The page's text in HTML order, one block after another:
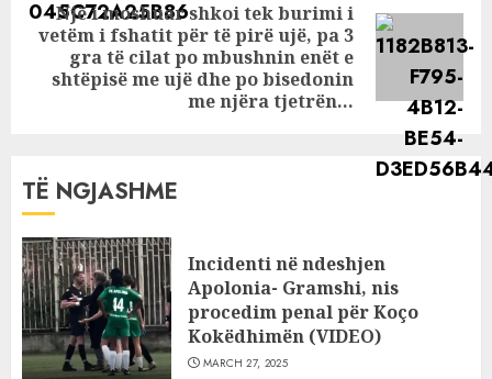
Next
post:
Një i moshuar shkoi tek burimi i
vetëm i fshatit për të pirë ujë, pa 3
gra të cilat po mbushnin enët e
shtëpisë me ujë dhe po bisedonin
me njëra tjetrën…
TË NGJASHME
Incidenti në ndeshjen
Apolonia- Gramshi, nis
procedim penal për Koço
Kokëdhimën (VIDEO)
MARCH 27, 2025